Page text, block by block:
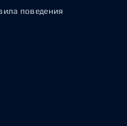
поведения